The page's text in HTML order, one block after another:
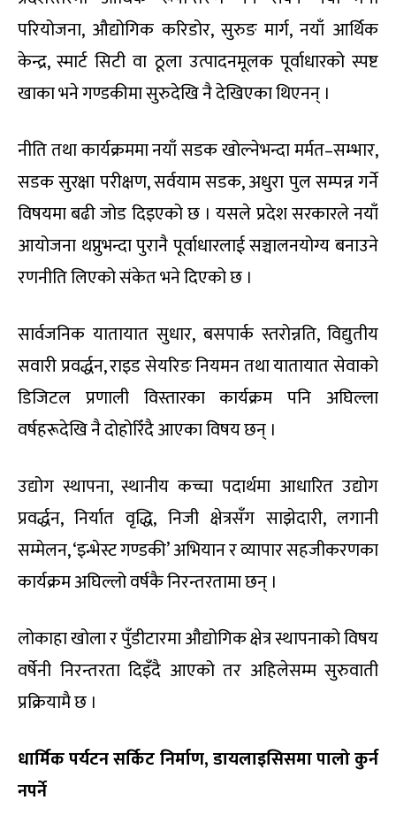
परियोजना, औद्योगिक करिडोर, सुरुङ मार्ग, नयाँ आर्थिक
केन्द्र, स्मार्ट सिटी वा ठूला उत्पादनमूलक पूर्वाधारको स्पष्ट
खाका भने गण्डकीमा सुरुदेखि नै देखिएका थिएनन् ।
नीति तथा कार्यक्रममा नयाँ सडक खोल्नेभन्दा मर्मत–सम्भार,
सडक सुरक्षा परीक्षण, सर्वयाम सडक, अधुरा पुल सम्पन्न गर्ने
विषयमा बढी जोड दिइएको छ । यसले प्रदेश सरकारले नयाँ
आयोजना थप्नुभन्दा पुरानै पूर्वाधारलाई सञ्चालनयोग्य बनाउने
रणनीति लिएको संकेत भने दिएको छ ।
सार्वजनिक यातायात सुधार, बसपार्क स्तरोन्नति, विद्युतीय
सवारी प्रवर्द्धन, राइड सेयरिङ नियमन तथा यातायात सेवाको
डिजिटल प्रणाली विस्तारका कार्यक्रम पनि अघिल्ला
वर्षहरूदेखि नै दोहोरिँदै आएका विषय छन् ।
उद्योग स्थापना, स्थानीय कच्चा पदार्थमा आधारित उद्योग
प्रवर्द्धन, निर्यात वृद्धि, निजी क्षेत्रसँग साझेदारी, लगानी
सम्मेलन, ‘इन्भेस्ट गण्डकी’ अभियान र व्यापार सहजीकरणका
कार्यक्रम अघिल्लो वर्षकै निरन्तरतामा छन् ।
लोकाहा खोला र पुँडीटारमा औद्योगिक क्षेत्र स्थापनाको विषय
वर्षेनी निरन्तरता दिइँदै आएको तर अहिलेसम्म सुरुवाती
प्रक्रियामै छ ।
धार्मिक पर्यटन सर्किट निर्माण, डायलाइसिसमा पालो कुर्न
नपर्ने